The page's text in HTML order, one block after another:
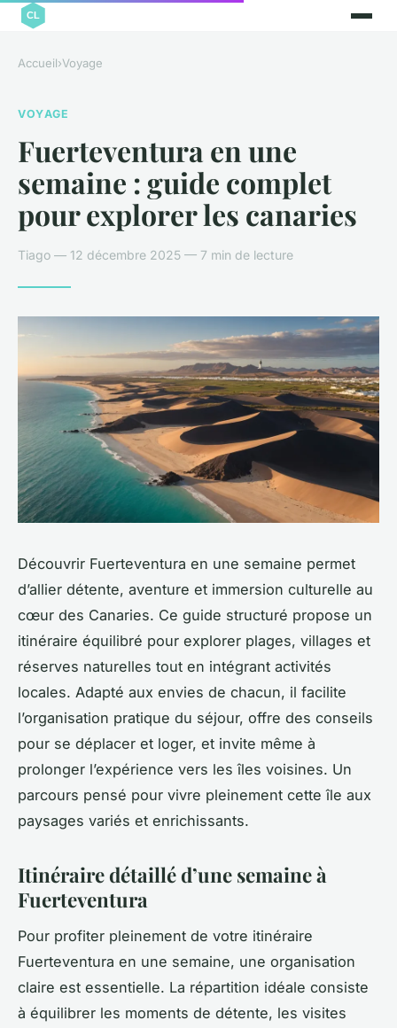
Accueil›Voyage
VOYAGE
Fuerteventura en une
semaine : guide complet
pour explorer les canaries
Tiago — 12 décembre 2025 — 7 min de lecture
Découvrir Fuerteventura en une semaine permet
d’allier détente, aventure et immersion culturelle au
cœur des Canaries. Ce guide structuré propose un
itinéraire équilibré pour explorer plages, villages et
réserves naturelles tout en intégrant activités
locales. Adapté aux envies de chacun, il facilite
l’organisation pratique du séjour, offre des conseils
pour se déplacer et loger, et invite même à
prolonger l’expérience vers les îles voisines. Un
parcours pensé pour vivre pleinement cette île aux
paysages variés et enrichissants.
Itinéraire détaillé d’une semaine à
Fuerteventura
Pour profiter pleinement de votre itinéraire
Fuerteventura en une semaine, une organisation
claire est essentielle. La répartition idéale consiste
à équilibrer les moments de détente, les visites